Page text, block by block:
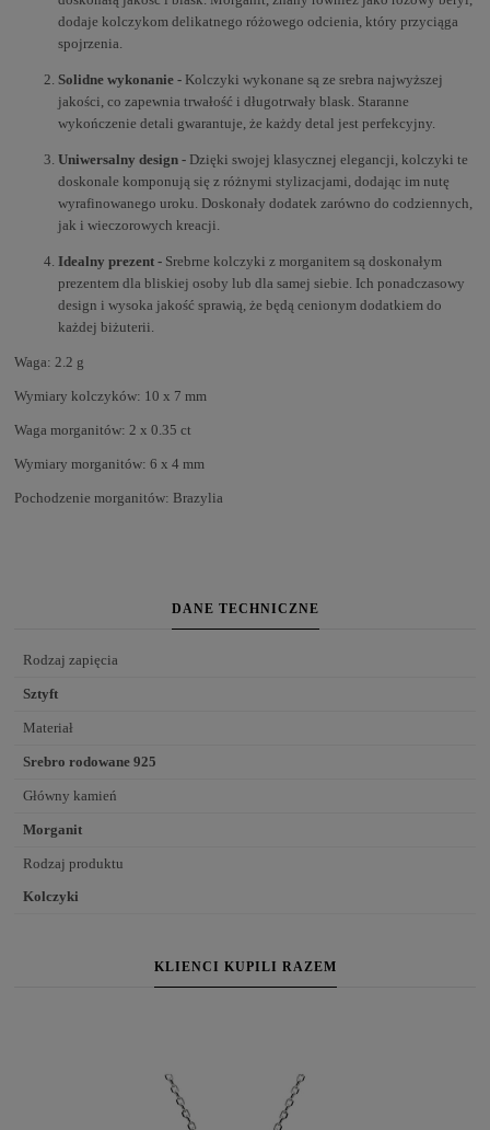
dodaje kolczykom delikatnego różowego odcienia, który przyciąga
spojrzenia.
Solidne wykonanie - Kolczyki wykonane są ze srebra najwyższej
jakości, co zapewnia trwałość i długotrwały blask. Staranne
wykończenie detali gwarantuje, że każdy detal jest perfekcyjny.
Uniwersalny design - Dzięki swojej klasycznej elegancji, kolczyki te
doskonale komponują się z różnymi stylizacjami, dodając im nutę
wyrafinowanego uroku. Doskonały dodatek zarówno do codziennych,
jak i wieczorowych kreacji.
Idealny prezent - Srebrne kolczyki z morganitem są doskonałym
prezentem dla bliskiej osoby lub dla samej siebie. Ich ponadczasowy
design i wysoka jakość sprawią, że będą cenionym dodatkiem do
każdej biżuterii.
Waga: 2.2 g
Wymiary kolczyków: 10 x 7 mm
Waga morganitów: 2 x 0.35 ct
Wymiary morganitów: 6 x 4 mm
Pochodzenie morganitów: Brazylia
DANE TECHNICZNE
Rodzaj zapięcia
Sztyft
Materiał
Srebro rodowane 925
Główny kamień
Morganit
Rodzaj produktu
Kolczyki
KLIENCI KUPILI RAZEM